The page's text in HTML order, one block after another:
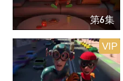
第6集
VIP